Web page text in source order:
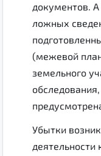
документов.
ложных
(межевой
земельного
Убытки
деятельности